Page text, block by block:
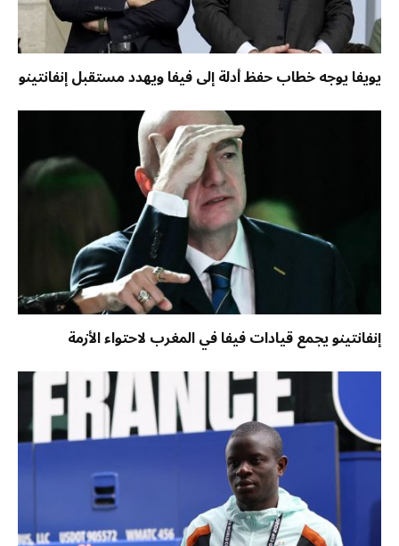
يويفا يوجه خطاب حفظ أدلة إلى فيفا ويهدد مستقبل إنفانتينو
إنفانتينو يجمع قيادات فيفا في المغرب لاحتواء الأزمة